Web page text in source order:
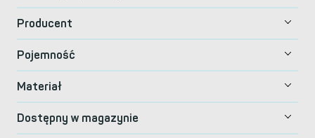
Producent
Pojemność
Materiał
Dostępny w magazynie